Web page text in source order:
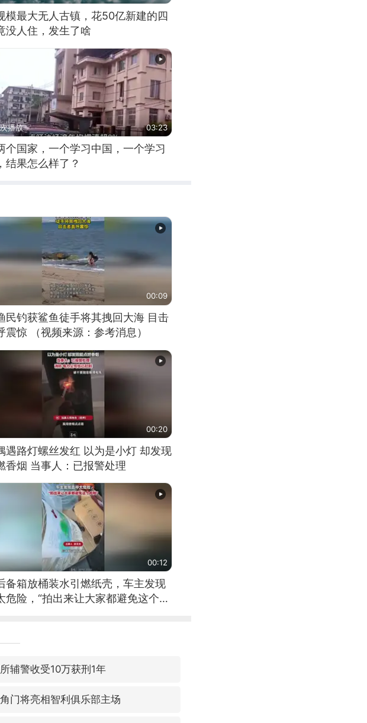
模最大无人古镇，花50亿新建的四
没人住，发生了啥
播放 03:23
个国家，一个学习中国，一个学习
结果怎么样了？
00:09
民钓获鲨鱼徒手将其拽回大海 目击
震惊 （视频来源：参考消息）
00:20
遇路灯螺丝发红 以为是小灯 却发现
香烟 当事人：已报警处理
00:12
备箱放桶装水引燃纸壳，车主发现
危险，“拍出来让大家都避免这个危
辅警收受10万获刑1年
门将亮相智利俱乐部主场